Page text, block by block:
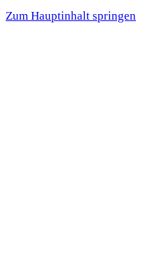
Zum Hauptinhalt springen